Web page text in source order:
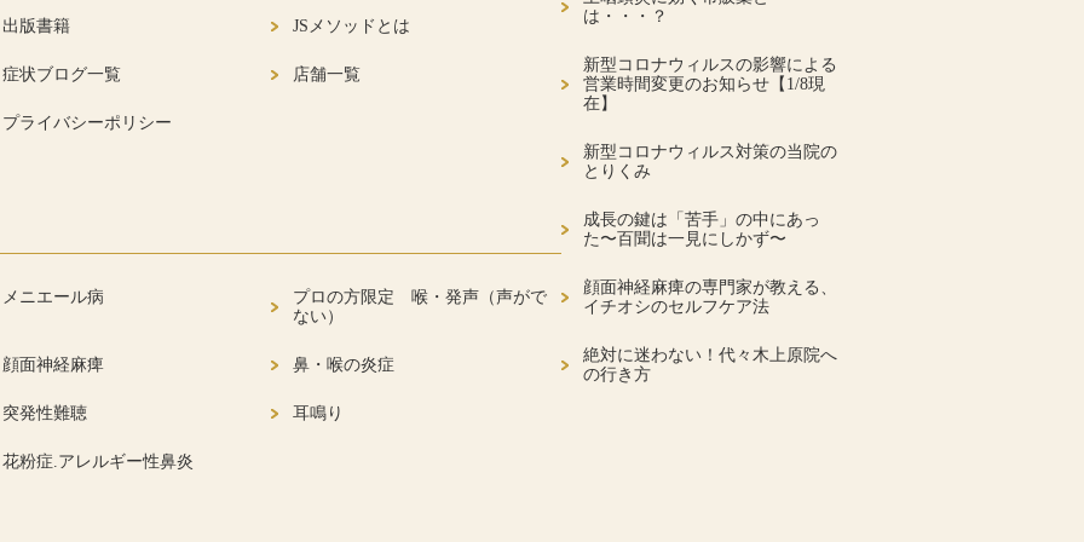
出版書籍 JSメソッドとは
症状ブログ一覧 店舗一覧
プライバシーポリシー
メニエール病
プロの方限定 喉・発声（声がで
ない）
顔面神経麻痺 鼻・喉の炎症
突発性難聴 耳鳴り
花粉症.アレルギー性鼻炎
は・・・？
新型コロナウィルスの影響による
営業時間変更のお知らせ【1/8現
在】
新型コロナウィルス対策の当院の
とりくみ
成長の鍵は「苦手」の中にあっ
た〜百聞は一見にしかず〜
顔面神経麻痺の専門家が教える、
イチオシのセルフケア法
絶対に迷わない！代々木上原院へ
の行き方